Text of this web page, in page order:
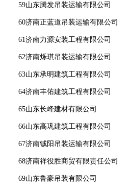
59山东腾发吊装运输有限公司
60济南正蓝道吊装运输有限公司
61济南力源安装工程有限公司
62济南烁琪吊装运输有限公司
63山东承明建筑工程有限公司
64济南丰佑建筑工程有限公司
65山东长峰建材有限公司
66山东高巩建筑工程有限公司
67济南铖阳吊装运输有限公司
68济南祥役胜商贸有限责任公司
69山东鲁豪吊装有限公司